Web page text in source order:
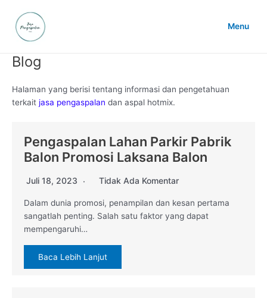
konten
Menu
Blog
Halaman yang berisi tentang informasi dan pengetahuan
terkait jasa pengaspalan dan aspal hotmix.
Pengaspalan Lahan Parkir Pabrik
Balon Promosi Laksana Balon
Juli 18, 2023 Tidak Ada Komentar
Dalam dunia promosi, penampilan dan kesan pertama
sangatlah penting. Salah satu faktor yang dapat
mempengaruhi…
Baca Lebih Lanjut